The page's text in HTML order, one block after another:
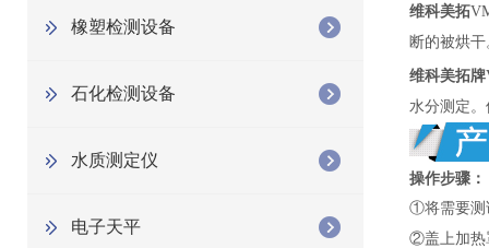
橡塑检测设备
石化检测设备
水质测定仪
电子天平
维科美拓
断的被烘
维科美拓牌
水分测定
操作步骤：
①将需要测
②盖上加热